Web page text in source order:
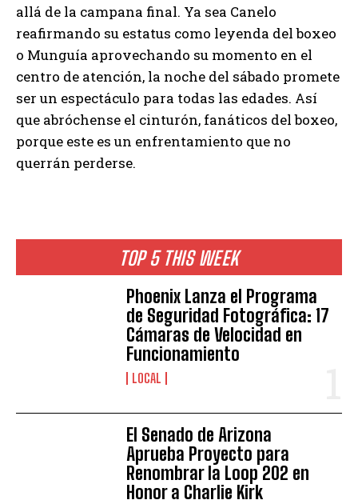
TOP 5 THIS WEEK
Phoenix Lanza el Programa
de Seguridad Fotográfica: 17
Cámaras de Velocidad en
Funcionamiento
LOCAL
El Senado de Arizona
Aprueba Proyecto para
Renombrar la Loop 202 en
Honor a Charlie Kirk
allá de la campana final. Ya sea Canelo
reafirmando su estatus como leyenda del boxeo
o Munguía aprovechando su momento en el
centro de atención, la noche del sábado promete
ser un espectáculo para todas las edades. Así
que abróchense el cinturón, fanáticos del boxeo,
porque este es un enfrentamiento que no
querrán perderse.